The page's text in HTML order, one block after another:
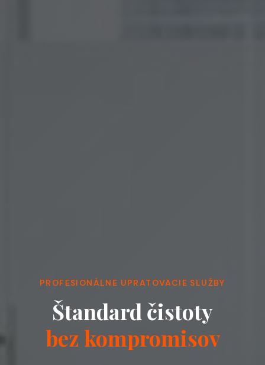
PROFESIONÁLNE UPRATOVACIE SLUŽBY
Štandard čistoty
bez kompromisov